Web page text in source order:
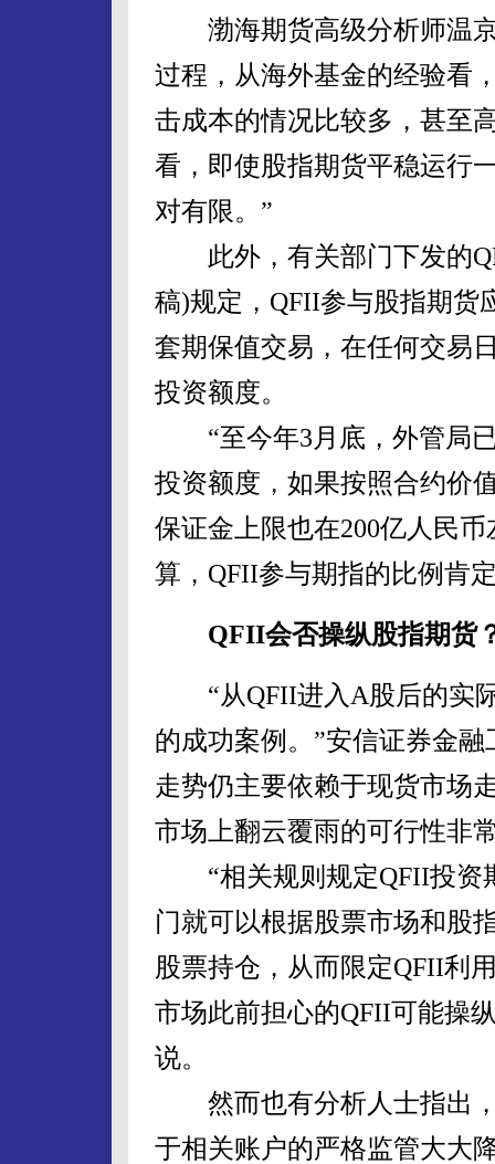
渤海期货高级分析师温京
过程，从海外基金的经验看
击成本的情况比较多，甚至
看，即使股指期货平稳运行
对有限。”
此外，有关部门下发的
稿)规定，QFII参与股指期货
套期保值交易，在任何交易
投资额度。
“至今年3月底，外管局已
投资额度，如果按照合约价
保证金上限也在200亿人民
算，QFII参与期指的比例肯
QFII会否操纵股指期货
“从QFII进入A股后的实际
的成功案例。”安信证券金
走势仍主要依赖于现货市场
市场上翻云覆雨的可行性非
“相关规则规定QFII投资
门就可以根据股票市场和股
股票持仓，从而限定QFII利
市场此前担心的QFII可能操
说。
然而也有分析人士指出，
于相关账户的严格监管大大